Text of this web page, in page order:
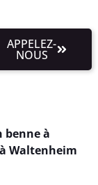
APPELEZ-
NOUS
benne à
Waltenheim